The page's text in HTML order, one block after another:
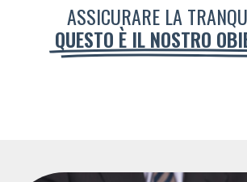
ASSICURARE LA
QUESTO È IL NOSTRO